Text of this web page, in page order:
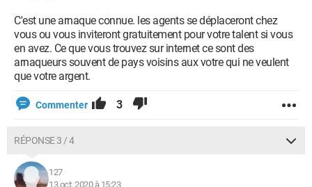
C'est une arnaque connue. les agents se déplaceront chez
vous ou vous inviteront gratuitement pour votre talent si vous
en avez. Ce que vous trouvez sur internet ce sont des
arnaqueurs souvent de pays voisins aux votre qui ne veulent
que votre argent.
Commenter 3
RÉPONSE 3 / 4
127
13 oct. 2020 à 15:23